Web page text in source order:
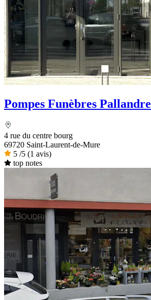
Pompes Funèbres Pallandre
4 rue du centre bourg
69720 Saint-Laurent-de-Mure
5 /5 (1 avis)
top notes